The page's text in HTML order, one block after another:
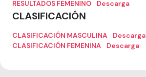
RESULTADOS FEMENINO
Descarga
CLASIFICACIÓN
CLASIFICACIÓN MASCULINA
Descarga
CLASIFICACIÓN FEMENINA
Descarga